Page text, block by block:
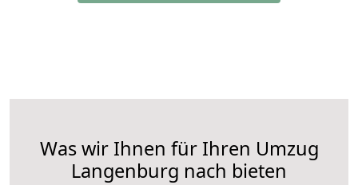
Was wir Ihnen für Ihren Umzug
Langenburg nach bieten